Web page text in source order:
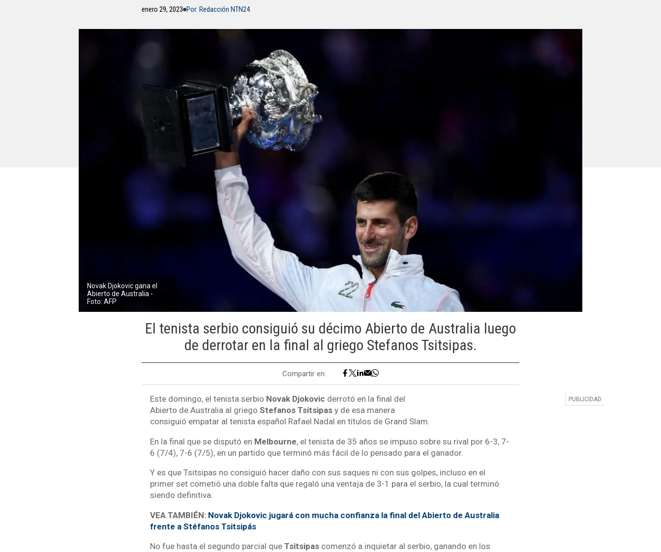
enero 29, 2023 Por: Redacción NTN24
Novak Djokovic gana el
Abierto de Australia -
Foto: AFP
El tenista serbio consiguió su décimo Abierto de Australia luego
de derrotar en la final al griego Stefanos Tsitsipas.
Compartir en:
Este domingo, el tenista serbio Novak Djokovic derrotó en la final del
Abierto de Australia al griego Stefanos Tsitsipasy de esa manera
consiguió empatar al tenista español Rafael Nadal en títulos de Grand Slam.
En la final que se disputó en Melbourne, el tenista de 35 años se impuso sobre su rival por 6-3, 7-
6 (7/4), 7-6 (7/5), en un partido que terminó más fácil de lo pensado para el ganador.
Y es que Tsitsipas no consiguió hacer daño con sus saques ni con sus golpes, incluso en el
primer set cometió una doble falta que regaló una ventaja de 3-1 para el serbio, la cual terminó
siendo definitiva.
VEA TAMBIÉN: Novak Djokovic jugará con mucha confianza la final del Abierto de Australia
frente a Stéfanos Tsitsipás
No fue hasta el segundo parcial que Tsitsipas comenzó a inquietar al serbio, ganando en los